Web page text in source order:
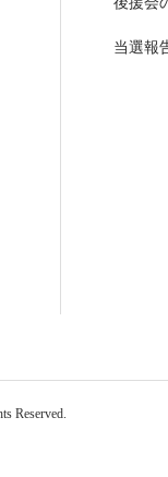
当選報
Reserved.